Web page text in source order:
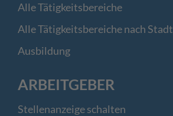
Alle Tätigkeitsbereiche
Alle Tätigkeitsbereiche nach Stadt
Ausbildung
ARBEITGEBER
Stellenanzeige schalten